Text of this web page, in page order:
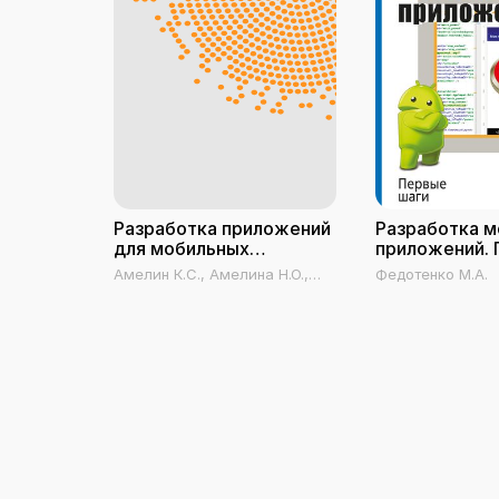
Разработка приложений
для мобильных
интеллектуальных
систем на платформе
Амелин К.C., Амелина Н.О.,
Разработка
приложений.
шаги
Федотенко М.А.